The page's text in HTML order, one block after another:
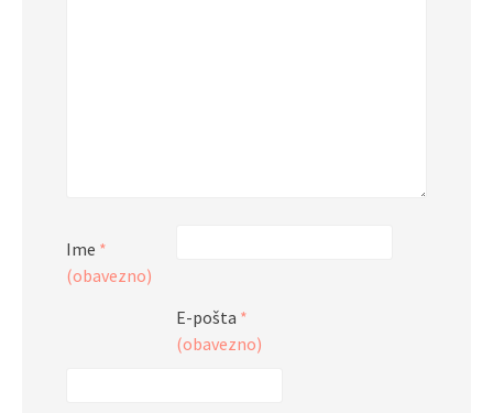
Ime *
(obavezno)
E-pošta *
(obavezno)